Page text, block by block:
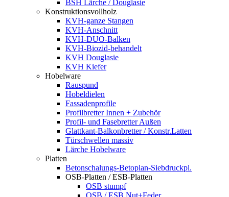
BSH Lärche / Douglasie
Konstruktionsvollholz
KVH-ganze Stangen
KVH-Anschnitt
KVH-DUO-Balken
KVH-Biozid-behandelt
KVH Douglasie
KVH Kiefer
Hobelware
Rauspund
Hobeldielen
Fassadenprofile
Profilbretter Innen + Zubehör
Profil- und Fasebretter Außen
Glattkant-Balkonbretter / Konstr.Latten
Türschwellen massiv
Lärche Hobelware
Platten
Betonschalungs-Betoplan-Siebdruckpl.
OSB-Platten / ESB-Platten
OSB stumpf